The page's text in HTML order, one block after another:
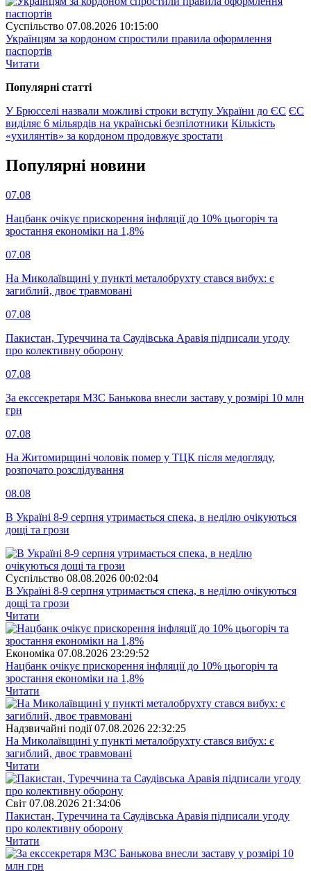
Суспiльство 07.08.2026 10:15:00
Українцям за кордоном спростили правила оформлення
паспортів
Читати
Популярнi статтi
У Брюсселі назвали можливі строки вступу України до ЄС ЄС
виділяє 6 мільярдів на українські безпілотники Кількість
«ухилянтів» за кордоном продовжує зростати
Популярнi новини
07.08
Нацбанк очікує прискорення інфляції до 10% цьогоріч та
зростання економіки на 1,8%
07.08
На Миколаївщині у пункті металобрухту стався вибух: є
загиблий, двоє травмовані
07.08
Пакистан, Туреччина та Саудівська Аравія підписали угоду
про колективну оборону
07.08
За екссекретаря МЗС Банькова внесли заставу у розмірі 10 млн
грн
07.08
На Житомирщині чоловік помер у ТЦК після медогляду,
розпочато розслідування
08.08
В Україні 8-9 серпня утримається спека, в неділю очікуються
дощі та грози
Суспiльство 08.08.2026 00:02:04
В Україні 8-9 серпня утримається спека, в неділю очікуються
дощі та грози
Читати
Економіка 07.08.2026 23:29:52
Нацбанк очікує прискорення інфляції до 10% цьогоріч та
зростання економіки на 1,8%
Читати
Надзвичайні події 07.08.2026 22:32:25
На Миколаївщині у пункті металобрухту стався вибух: є
загиблий, двоє травмовані
Читати
Свiт 07.08.2026 21:34:06
Пакистан, Туреччина та Саудівська Аравія підписали угоду
про колективну оборону
Читати